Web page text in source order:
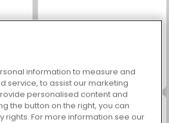
Trollface Quest: USA 2
information to measure and
service, to assist our marketing
personalised content and
the button on the right, you can
rights. For more information see our